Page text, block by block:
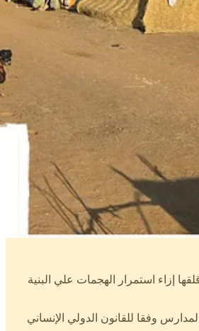
إزاء استمرار الهجمات علي البنية
وفقا للقانون الدولي الإنساني